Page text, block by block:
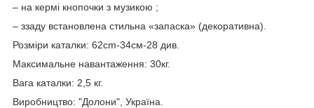
– на кермі кнопочки з музикою ;
– ззаду встановлена стильна «запаска» (декоративна).
Розміри каталки: 62cm-34см-28 див.
Максимальне навантаження: 30кг.
Вага каталки: 2,5 кг.
Виробництво: "Долони", Україна.